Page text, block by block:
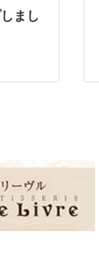
まし